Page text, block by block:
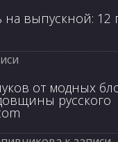
на выпускной: 12
от модных
русского